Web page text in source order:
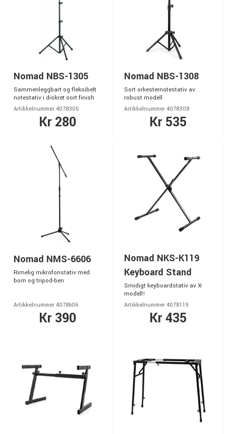
Nomad NBS-1305
Sammenleggbart og fleksibelt
notestativ i diskret sort finish
Artikkelnummer 4078305
Kr 280
Nomad NBS-1308
Sort orkesternotestativ av
robust modell
Artikkelnummer 4078308
Kr 535
Nomad NMS-6606
Rimelig mikrofonstativ med
bom og tripod-ben
Artikkelnummer 4078606
Kr 390
Nomad NKS-K119
Keyboard Stand
Smidigt keyboardstativ av X-
modell!
Artikkelnummer 4078119
Kr 435